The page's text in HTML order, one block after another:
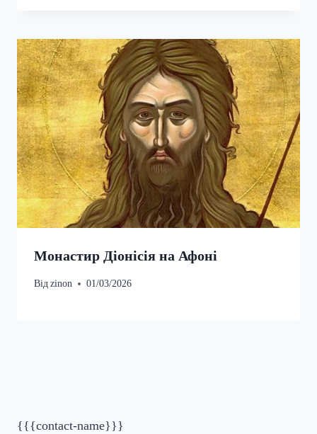
Монастир Діонісія на Афоні
Відzinon 01/03/2026
{{{contact-name}}}